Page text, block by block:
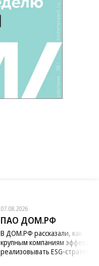
07.08.2026
ПАО ДОМ.РФ
В ДОМ.РФ рассказали, как
крупным компаниям